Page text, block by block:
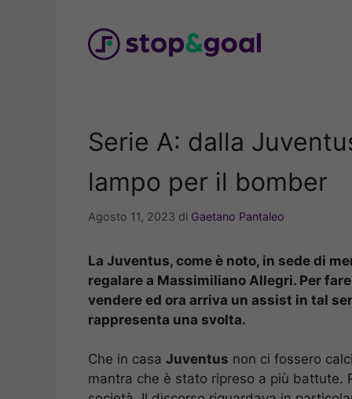
Serie A: dalla
lampo per il bomber
Agosto 11, 2023 di Gaetano Pantaleo
La Juventus, come è noto, in sede di
regalare a Massimiliano Allegri. Per
vendere ed ora arriva un assist in tal
rappresenta una svolta.
Che in casa Juventus non ci fossero
mantra che è stato ripreso a più battute.